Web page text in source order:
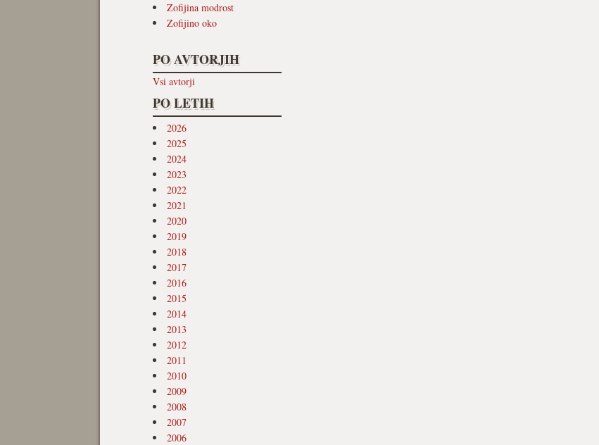
Zofijina modrost
Zofijino oko
PO AVTORJIH
Vsi avtorji
PO LETIH
2026
2025
2024
2023
2022
2021
2020
2019
2018
2017
2016
2015
2014
2013
2012
2011
2010
2009
2008
2007
2006